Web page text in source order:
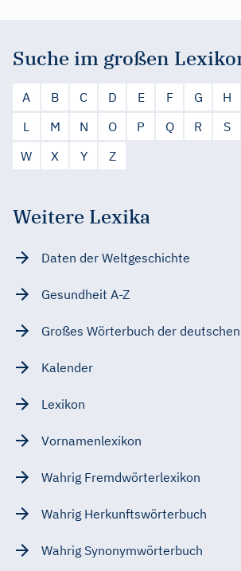
Suche im großen
A B C D E F G H
L
M N O P Q R S
W
X Y Z
Weitere Lexika
Daten der Weltgeschichte
Gesundheit A-Z
Großes Wörterbuch der
Kalender
Lexikon
Vornamenlexikon
Wahrig Fremdwörterlexikon
Wahrig Herkunftswörterbuch
Wahrig Synonymwörterbuch